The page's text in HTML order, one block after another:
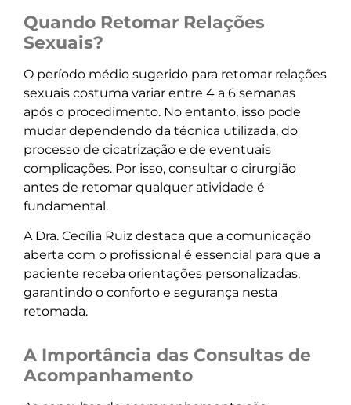
Quando Retomar Relações
Sexuais?
O período médio sugerido para retomar relações
sexuais costuma variar entre 4 a 6 semanas
após o procedimento. No entanto, isso pode
mudar dependendo da técnica utilizada, do
processo de cicatrização e de eventuais
complicações. Por isso, consultar o cirurgião
antes de retomar qualquer atividade é
fundamental.
A Dra. Cecília Ruiz destaca que a comunicação
aberta com o profissional é essencial para que a
paciente receba orientações personalizadas,
garantindo o conforto e segurança nesta
retomada.
A Importância das Consultas de
Acompanhamento